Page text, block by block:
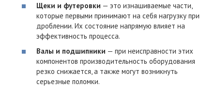
Щеки и футеровки — это изнашиваемые части,
которые первыми принимают на себя нагрузку при
дроблении. Их состояние напрямую влияет на
эффективность процесса.
Валы и подшипники — при неисправности этих
компонентов производительность оборудования
резко снижается, а также могут возникнуть
серьезные поломки.